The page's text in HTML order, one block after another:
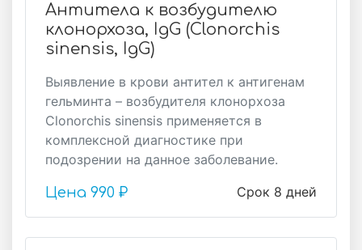
Антитела к возбудителю
клонорхоза, IgG (Clonorchis
sinensis, IgG)
Выявление в крови антител к антигенам
гельминта – возбудителя клонорхоза
Clonorchis sinensis применяется в
комплексной диагностике при
подозрении на данное заболевание.
Срок 8 дней
Цена 990 ₽